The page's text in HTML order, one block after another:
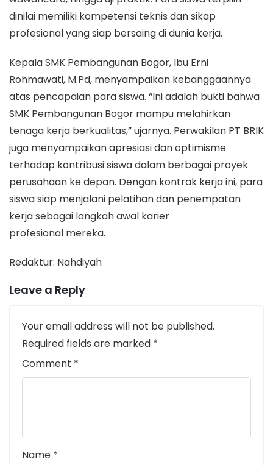
dinilai memiliki kompetensi teknis dan sikap
profesional yang siap bersaing di dunia kerja.
Kepala SMK Pembangunan Bogor, Ibu Erni
Rohmawati, M.Pd, menyampaikan kebanggaannya
atas pencapaian para siswa. “Ini adalah bukti bahwa
SMK Pembangunan Bogor mampu melahirkan
tenaga kerja berkualitas,” ujarnya. Perwakilan PT BRIK
juga menyampaikan apresiasi dan optimisme
terhadap kontribusi siswa dalam berbagai proyek
perusahaan ke depan. Dengan kontrak kerja ini, para
siswa siap menjalani pelatihan dan penempatan
kerja sebagai langkah awal karier
profesional mereka.
Redaktur: Nahdiyah
Leave a Reply
Your email address will not be published.
Required fields are marked *
Comment *
Name *